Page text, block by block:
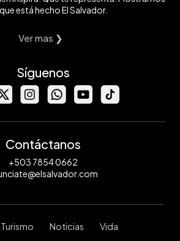
está hecho El Salvador.
Ver mas ❯
Síguenos
Contáctanos
+503 7854 0662
Turismo Noticias Vida